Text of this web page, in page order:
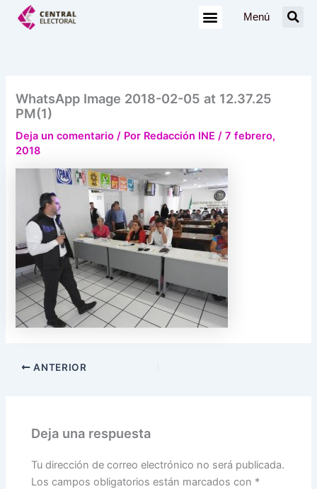
Menú
WhatsApp Image 2018-02-05 at 12.37.25
PM(1)
Deja un comentario / Por Redacción INE/7 febrero,
2018
ANTERIOR
Deja una respuesta
Tu dirección de correo electrónico no será publicada.
Los campos obligatorios están marcados con *